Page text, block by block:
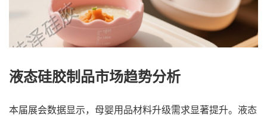
液态硅胶制品市场趋势分析
本届展会数据显示，母婴用品材料升级需求显著提升。液态